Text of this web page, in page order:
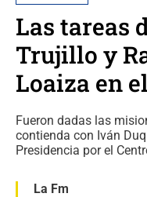
Las tareas
Trujillo y
Loaiza en
Fueron dadas las
contienda con Iván
Presidencia por el
La Fm